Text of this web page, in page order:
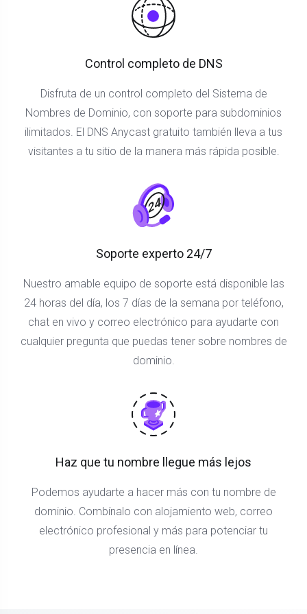
Control completo de DNS
Disfruta de un control completo del Sistema de
Nombres de Dominio, con soporte para subdominios
ilimitados. El DNS Anycast gratuito también lleva a tus
visitantes a tu sitio de la manera más rápida posible.
Soporte experto 24/7
Nuestro amable equipo de soporte está disponible las
24 horas del día, los 7 días de la semana por teléfono,
chat en vivo y correo electrónico para ayudarte con
cualquier pregunta que puedas tener sobre nombres de
dominio.
Haz que tu nombre llegue más lejos
Podemos ayudarte a hacer más con tu nombre de
dominio. Combínalo con alojamiento web, correo
electrónico profesional y más para potenciar tu
presencia en línea.